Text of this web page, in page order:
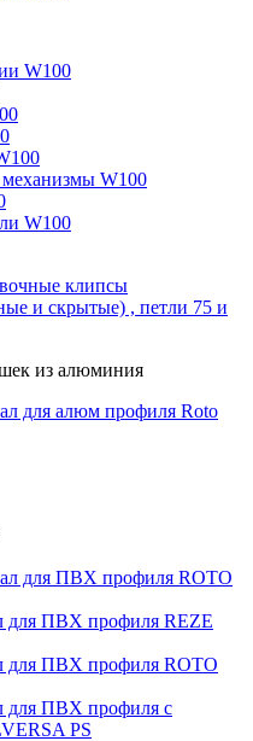
W100
W100
W100
клипсы
и скрытые) , петли 75 и
из алюминия
для алюм профиля Roto
для ПВХ профиля ROTO
для ПВХ профиля REZE
для ПВХ профиля ROTO
для ПВХ профиля с
PS